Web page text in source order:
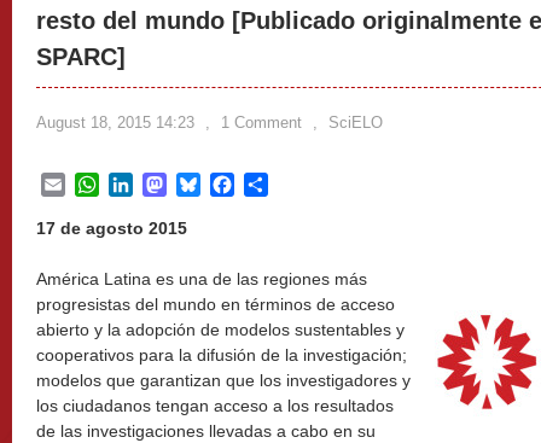
resto del mundo [Publicado originalmente
SPARC]
August 18, 2015 14:23 , 1 Comment , SciELO
EmailWhatsApp
LinkedInMastodon
BlueskyFacebook
17 de agosto 2015
América Latina es una de las regiones más
progresistas del mundo en términos de acceso
abierto y la adopción de modelos sustentables y
cooperativos para la difusión de la investigación;
modelos que garantizan que los investigadores y
los ciudadanos tengan acceso a los resultados
de las investigaciones llevadas a cabo en su